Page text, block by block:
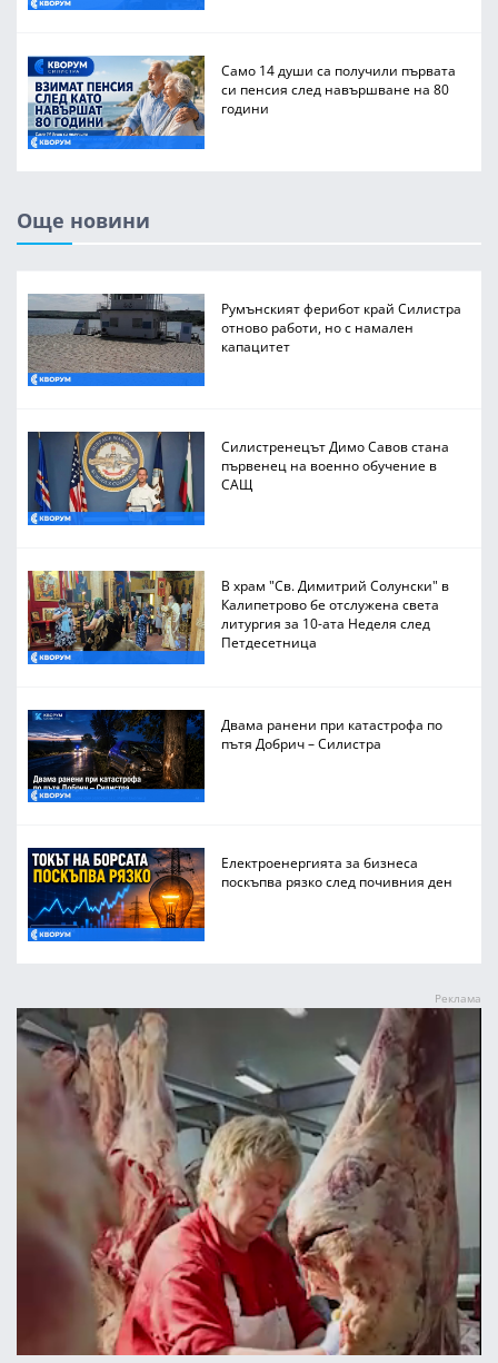
Само 14 души са получили първата
си пенсия след навършване на 80
години
Още новини
Румънският ферибот край Силистра
отново работи, но с намален
капацитет
Силистренецът Димо Савов стана
първенец на военно обучение в
САЩ
В храм "Св. Димитрий Солунски" в
Калипетрово бе отслужена света
литургия за 10-ата Неделя след
Петдесетница
Двама ранени при катастрофа по
пътя Добрич – Силистра
Електроенергията за бизнеса
поскъпва рязко след почивния ден